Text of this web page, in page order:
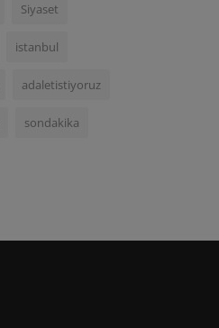
Siyaset
istanbul
adaletistiyoruz
sondakika